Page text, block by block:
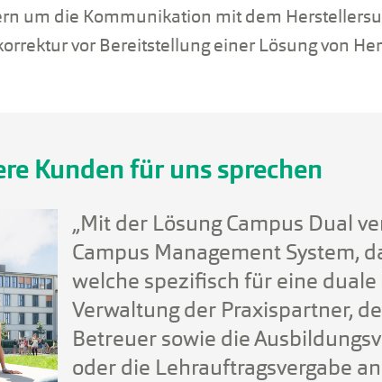
um die Kommunikation mit dem
vor Bereitstellung einer Lösung von
Kunden für uns sprechen
„Mit der Lösung Campus Dual
Campus Management System,
welche spezifisch für eine duale
Verwaltung der Praxispartner,
Betreuer sowie die
oder die Lehrauftragsvergabe